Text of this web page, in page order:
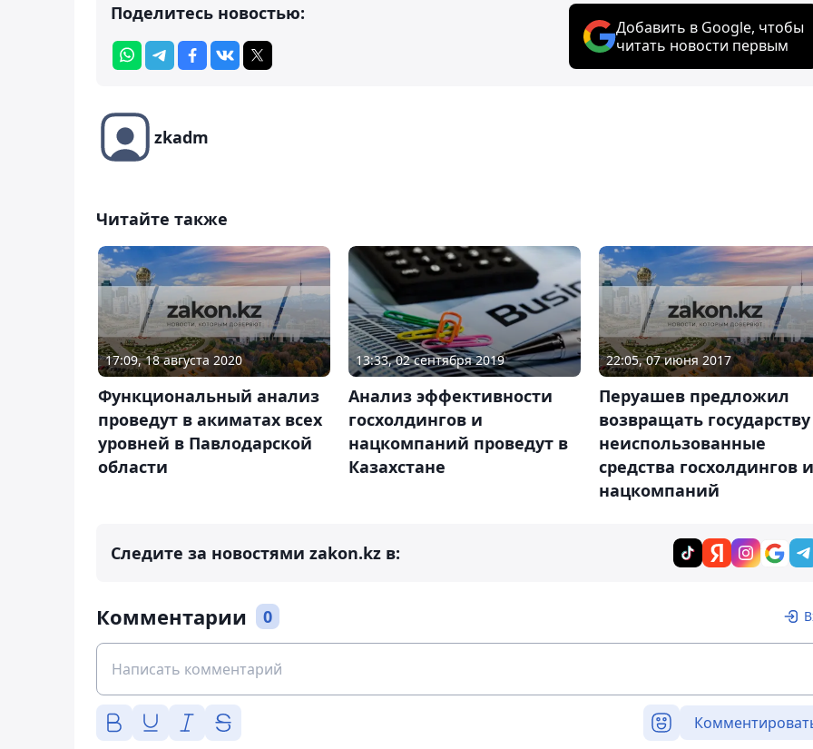
Поделитесь новостью:
Добавить в Google, чтобы
читать новости первым
zkadm
Читайте также
17:09, 18 августа 2020
Функциональный анализ
проведут в акиматах всех
уровней в Павлодарской
области
13:33, 02 сентября 2019
Анализ эффективности
госхолдингов и
нацкомпаний проведут в
Казахстане
22:05, 07 июня 2017
Перуашев предложил
возвращать государству
неиспользованные
средства госхолдингов и
нацкомпаний
Следите за новостями zakon.kz в:
Комментарии 0